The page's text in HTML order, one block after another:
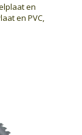
en
en PVC,